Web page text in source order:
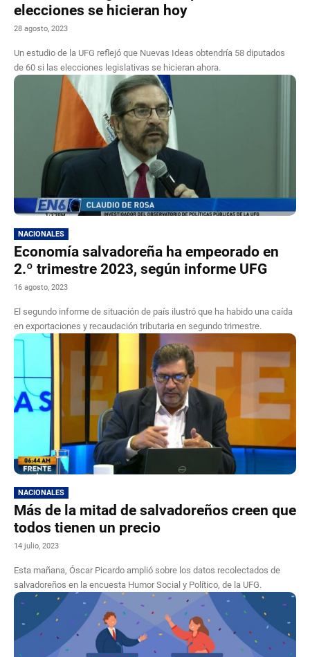
elecciones se hicieran hoy
28 agosto, 2023
Un estudio de la UFG reflejó que Nuevas Ideas obtendría 58 diputados
de 60 si las elecciones legislativas se hicieran ahora.
NACIONALES
Economía salvadoreña ha empeorado en
2.º trimestre 2023, según informe UFG
16 agosto, 2023
El segundo informe de situación de país ilustró que ha habido una caída
en exportaciones y recaudación tributaria en segundo trimestre.
NACIONALES
Más de la mitad de salvadoreños creen que
todos tienen un precio
14 julio, 2023
Esta mañana, Óscar Picardo amplió sobre los datos recolectados de
salvadoreños en la encuesta Humor Social y Político, de la UFG.